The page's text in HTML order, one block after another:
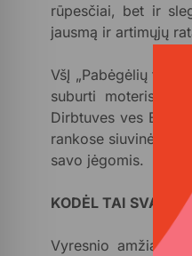
rūpesčiai, bet ir
jausmą ir artimųjų
VšĮ „Pabėgėlių
suburti moteris,
Dirbtuves ves
rankose
savo jėgomis.
KODĖL TAI SVARBU
Vyresnio amžiaus